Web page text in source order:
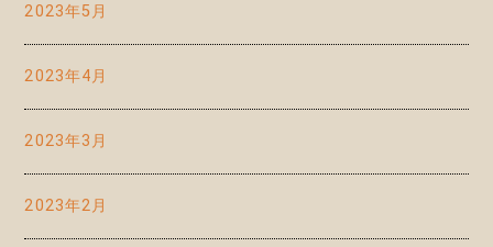
2023年5月
2023年4月
2023年3月
2023年2月